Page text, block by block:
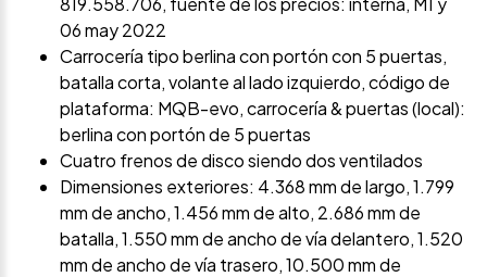
06 may 2022
Carrocería tipo berlina con portón con 5 puertas,
batalla corta, volante al lado izquierdo, código de
plataforma: MQB-evo, carrocería & puertas (local):
berlina con portón de 5 puertas
Cuatro frenos de disco siendo dos ventilados
Dimensiones exteriores: 4.368 mm de largo, 1.799
mm de ancho, 1.456 mm de alto, 2.686 mm de
batalla, 1.550 mm de ancho de vía delantero, 1.520
mm de ancho de vía trasero, 10.500 mm de